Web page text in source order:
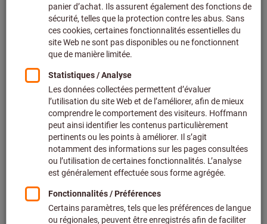
Cliquer pour agrandir l’image
Prix par 1 Unité
+ TVA en vigueur
Prix et frais de livraison
Prix personnalisés pour les clients professionnels après
connexion.